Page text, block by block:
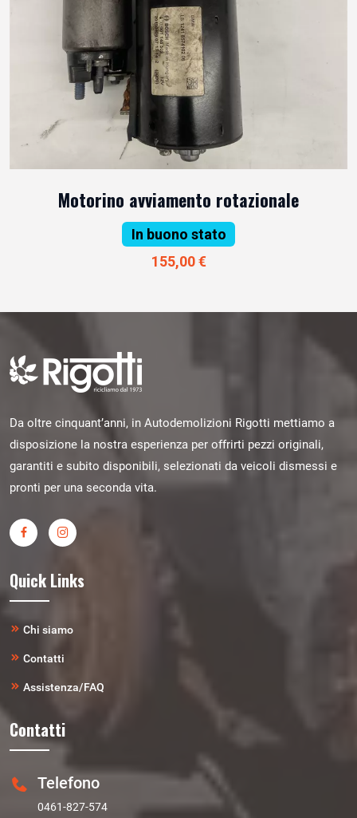
Motorino avviamento rotazionale
In buono stato
155,00 €
Da oltre cinquant’anni, in Autodemolizioni Rigotti mettiamo a
disposizione la nostra esperienza per offrirti pezzi originali,
garantiti e subito disponibili, selezionati da veicoli dismessi e
pronti per una seconda vita.
Quick Links
Chi siamo
Contatti
Assistenza/FAQ
Contatti
Telefono
0461-827-574